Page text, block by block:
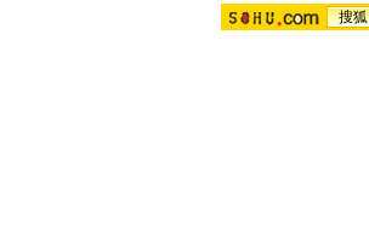
搜狐